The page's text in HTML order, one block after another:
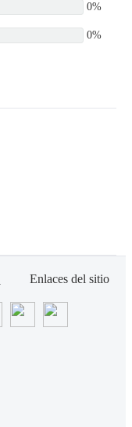
0%
0%
Enlaces del sitio